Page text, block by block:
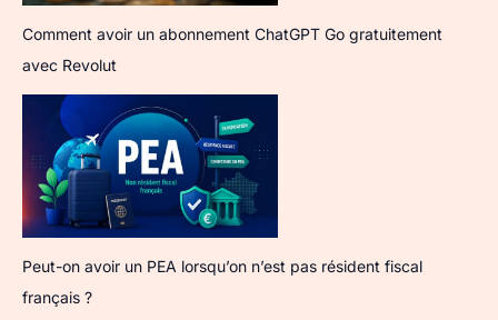
Comment avoir un abonnement ChatGPT Go gratuitement
avec Revolut
Peut-on avoir un PEA lorsqu’on n’est pas résident fiscal
français ?